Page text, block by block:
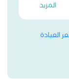
المزيد
العيادة